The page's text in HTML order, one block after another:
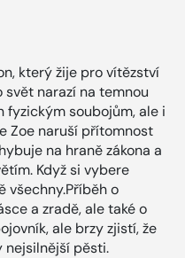
který žije pro vítězství
svět narazí na temnou
fyzickým soubojům, ale i
Zoe naruší přítomnost
na hraně zákona a
Když si vybere
všechny.Příběh o
a zradě, ale také o
ale brzy zjistí, že
nejsilnější pěsti.